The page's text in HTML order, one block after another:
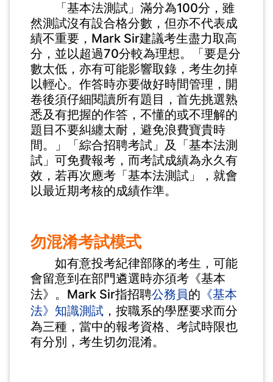
「基本法測試」滿分為100分，雖
然測試沒有設合格分數，但亦不代表成
績不重要，Mark Sir建議考生盡力取高
分，並以超過70分較為理想。「要是分
數太低，亦有可能影響取錄，考生勿掉
以輕心。作答時亦要做好時間管理，開
卷後須仔細閱讀所有題目，首先挑選熟
悉及有把握的作答，不懂的或不理解的
題目不要糾纏太耐，避免浪費寶貴時
間。」「綜合招聘考試」及「基本法測
試」可免費報考，而考試成績為永久有
效，若再次應考「基本法測試」，就會
以最近期考核的成績作準。
勿混淆考試模式
如有意投考紀律部隊的考生，可能
會留意到在部門遴選時亦須考《基本
法》。Mark Sir指招聘公務員的 《基本
法》知識測試 ，按職系的學歷要求而分
為三種，當中的報考資格、考試時限也
有分別，考生切勿混淆。